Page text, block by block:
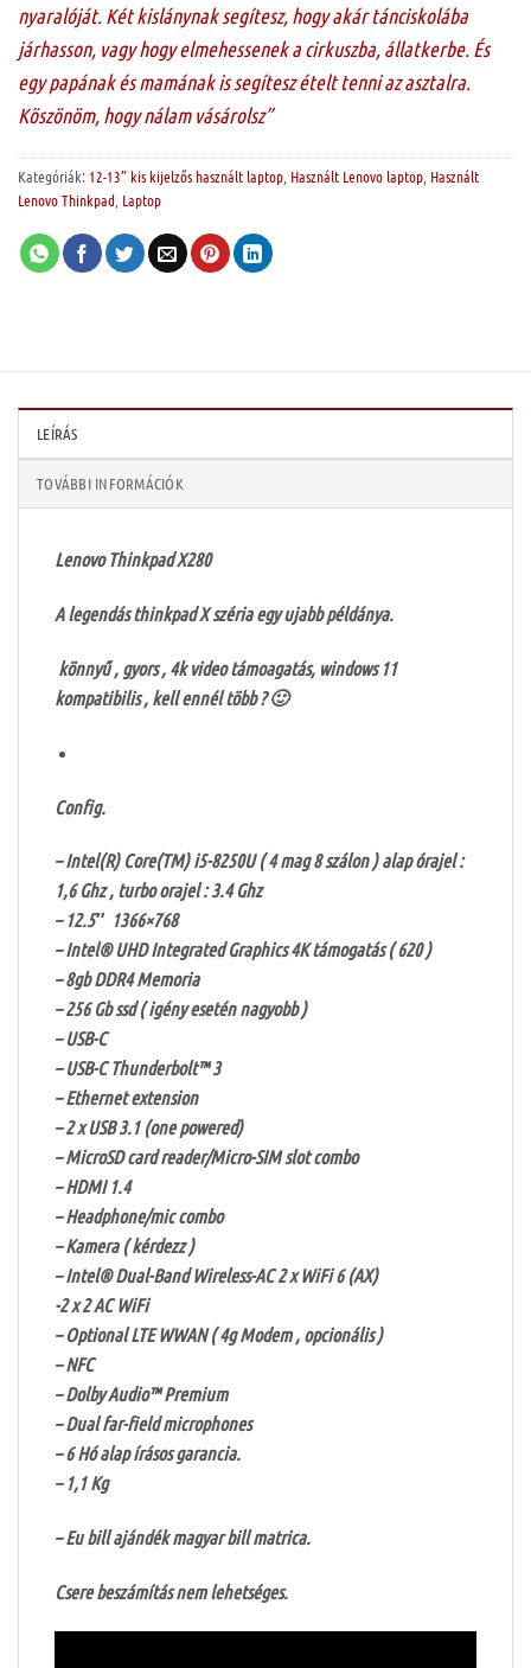
nyaralóját. Két kislánynak segítesz, hogy akár tánciskolába
járhasson, vagy hogy elmehessenek a cirkuszba, állatkerbe. És
egy papának és mamának is segítesz ételt tenni az asztalra.
Köszönöm, hogy nálam vásárolsz”
Kategóriák: 12-13” kis kijelzős használt laptop, Használt Lenovo laptop, Használt
Lenovo Thinkpad, Laptop
LEÍRÁS
TOVÁBBI INFORMÁCIÓK
Lenovo Thinkpad X280
A legendás thinkpad X széria egy ujabb példánya.
könnyű , gyors , 4k video támoagatás, windows 11
kompatibilis , kell ennél több ? 🙂
Config.
– Intel(R) Core(TM) i5-8250U ( 4 mag 8 szálon ) alap órajel :
1,6 Ghz , turbo orajel : 3.4 Ghz
– 12.5″ 1366×768
– Intel® UHD Integrated Graphics 4K támogatás ( 620 )
– 8gb DDR4 Memoria
– 256 Gb ssd ( igény esetén nagyobb )
– USB-C
– USB-C Thunderbolt™ 3
– Ethernet extension
– 2 x USB 3.1 (one powered)
– MicroSD card reader/Micro-SIM slot combo
– HDMI 1.4
– Headphone/mic combo
– Kamera ( kérdezz )
– Intel® Dual-Band Wireless-AC 2 x WiFi 6 (AX)
-2 x 2 AC WiFi
– Optional LTE WWAN ( 4g Modem , opcionális )
– NFC
– Dolby Audio™ Premium
– Dual far-field microphones
– 6 Hó alap írásos garancia.
– 1,1 Kg
– Eu bill ajándék magyar bill matrica.
Csere beszámítás nem lehetséges.